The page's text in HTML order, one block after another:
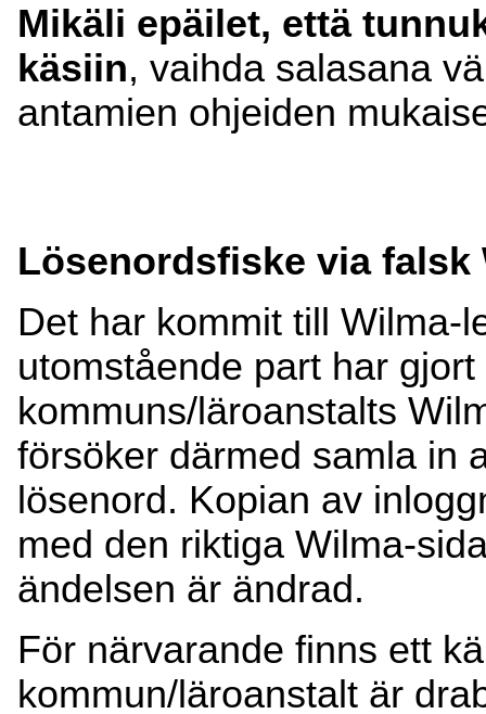
Mikäli epäilet, että
käsiin, vaihda salasana
antamien ohjeiden
Lösenordsfiske via falsk
Det har kommit till Wilma-
utomstående part har
kommuns/läroanstalts
försöker därmed samla in
lösenord. Kopian av
med den riktiga Wilma-
ändelsen är ändrad.
För närvarande finns ett
kommun/läroanstalt är